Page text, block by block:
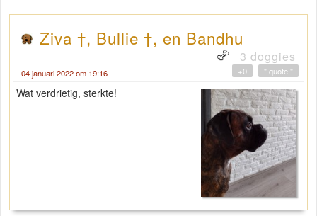
Ziva †, Bullie †, en Bandhu
3 doggies
04 januari 2022 om 19:16 " quote "
+0
Wat verdrietig, sterkte!